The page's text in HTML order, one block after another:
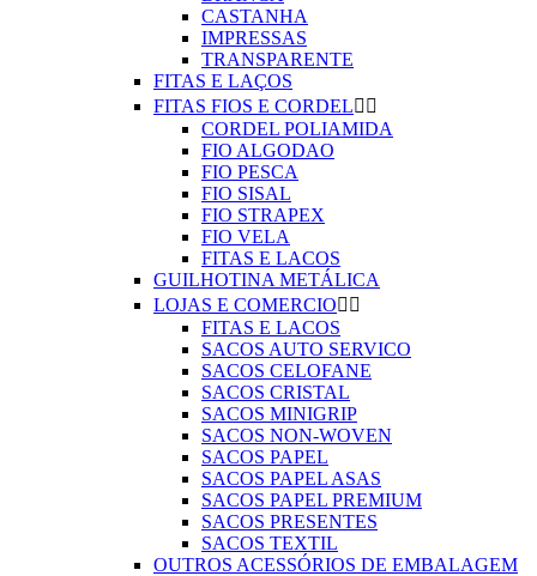
CASTANHA
IMPRESSAS
TRANSPARENTE
FITAS E LAÇOS
FITAS FIOS E CORDEL 
CORDEL POLIAMIDA
FIO ALGODAO
FIO PESCA
FIO SISAL
FIO STRAPEX
FIO VELA
FITAS E LACOS
GUILHOTINA METÁLICA
LOJAS E COMERCIO 
FITAS E LACOS
SACOS AUTO SERVICO
SACOS CELOFANE
SACOS CRISTAL
SACOS MINIGRIP
SACOS NON-WOVEN
SACOS PAPEL
SACOS PAPEL ASAS
SACOS PAPEL PREMIUM
SACOS PRESENTES
SACOS TEXTIL
OUTROS ACESSÓRIOS DE EMBALAGEM